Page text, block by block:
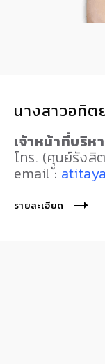
นางสาวอทิ
เจ้าหน้าที่บริห
โทร. (ศุูนย์รัง
email :
รายละเอียด